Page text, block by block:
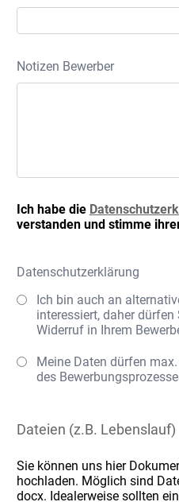
Notizen Bewerber
Ich habe die
verstanden und stimme
Datenschutzerklärung
Ich bin auch an
interessiert, daher
Widerruf in Ihrem
Meine Daten dürfen
des
Dateien (z.B. Lebenslauf)
Sie können uns hier
hochladen. Möglich sind
docx. Idealerweise sollten